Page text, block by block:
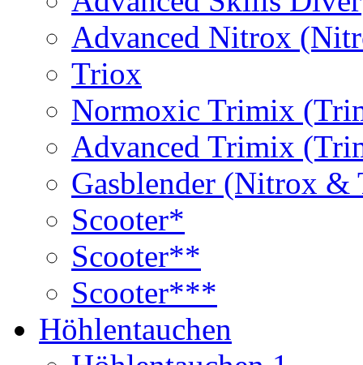
Advanced Nitrox
Triox
Normoxic Trimix
Advanced Trimix
Gasblender (Nitrox
Scooter*
Scooter**
Scooter***
Höhlentauchen